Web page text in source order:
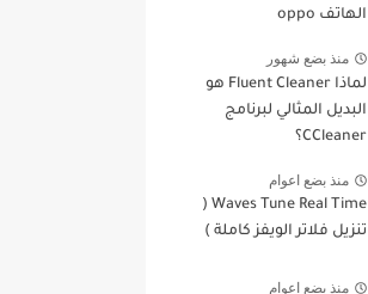
الهاتف oppo
منذ بضع شهور
لماذا Fluent Cleaner هو
البديل المثالي لبرنامج
CCleaner؟
منذ بضع اعوام
Waves Tune Real Time (
تنزيل فلاتر الويفز كاملة )
منذ بضع اعوام